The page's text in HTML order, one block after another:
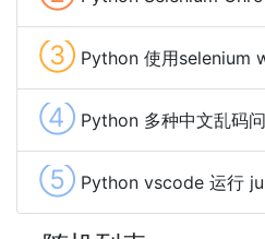
③ Python 使用selenium webdriver报错:Failed to
④ Python 多种中文乱码问题原因及解决
⑤ Python vscode 运行 jupyter notebook 报错Error